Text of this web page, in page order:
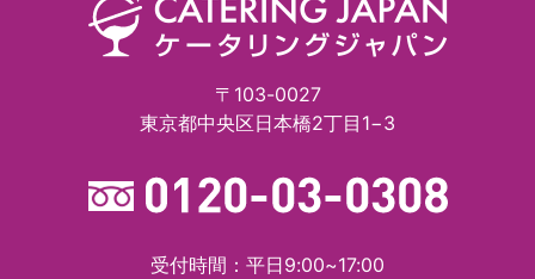
〒103-0027
東京都中央区日本橋2丁目1−3
受付時間：平日9:00~17:00